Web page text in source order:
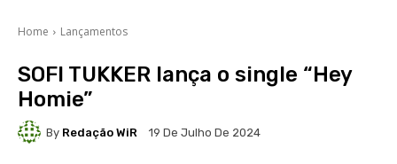
Home Lançamentos
SOFI TUKKER lança o single “Hey
Homie”
By Redação WiR 19 De Julho De 2024